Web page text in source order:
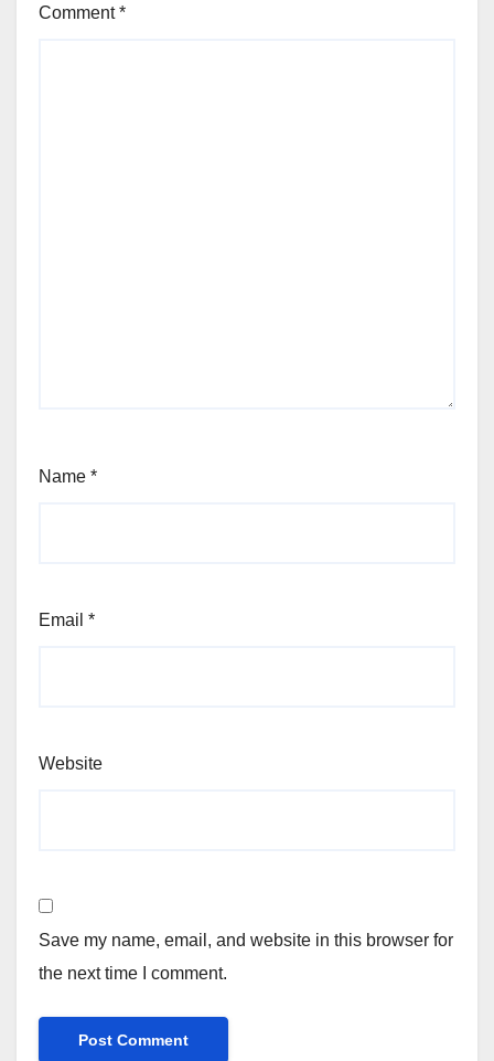
Comment*
Name *
Email *
Website
Save my name, email, and website in this browser for
the next time I comment.